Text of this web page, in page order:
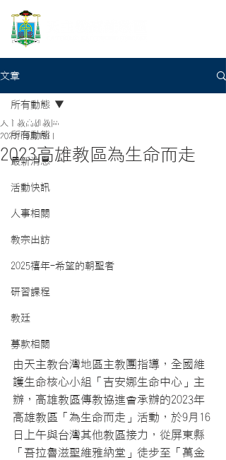
文章
所有動態
最新消息
活動快訊
人事相關
教宗出訪
2025禧年-希望的朝聖者
研習課程
教廷
募款相關
所有動態
2023高雄教區為生命而走
天主教高雄教區
2023年9月19日
由天主教台灣地區主教團指導，全國維
護生命核心小組「吉安娜生命中心」主
辦，高雄教區傳教協進會承辦的2023年
高雄教區「為生命而走」活動，於9月16
日上午與台灣其他教區接力，從屏東縣
「吾拉魯滋聖維雅納堂」徒步至「萬金